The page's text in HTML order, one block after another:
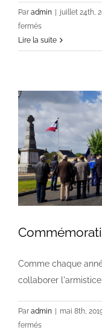
Par admin juillet 24th,
ferméssur
Voici
le
Lire la suite
Comme chaque
collaborer l'armistice
Par admin | mai 8th,
ferméssur